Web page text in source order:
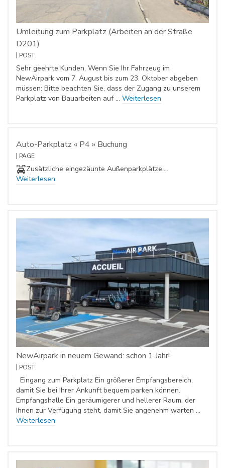
Umleitung zum Parkplatz (Arbeiten an der Straße
D201)
POST
Sehr geehrte Kunden, Wenn Sie Ihr Fahrzeug im
NewAirpark vom 7. August bis zum 23. Oktober abgeben
müssen: Bitte beachten Sie, dass der Zugang zu unserem
Parkplatz von Bauarbeiten auf … Weiterlesen
Auto-Parkplatz « P4 » Buchung
PAGE
Zusätzliche eingezäunte Außenparkplätze.…
Weiterlesen
NewAirpark in neuem Gewand: schon 1 Jahr!
POST
Eingang zum Parkplatz Ein größerer Empfangsbereich,
damit Sie bei Ihrer Ankunft bequem parken können.
Empfangshalle Ein geräumigerer und hellerer Raum, der
Ihnen zur Verfügung steht, damit Sie angenehm warten …
Weiterlesen